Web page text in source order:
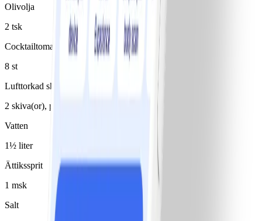
Olivolja
2 tsk
Cocktailtomater
8 st
Lufttorkad skinka
2 skiva(or), prosciutto
Vatten
1½ liter
Ättikssprit
1 msk
Salt